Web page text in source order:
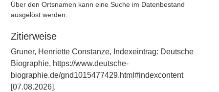
Über den Ortsnamen kann eine Suche im Datenbestand
ausgelöst werden.
Zitierweise
Gruner, Henriette Constanze, Indexeintrag: Deutsche
Biographie, https://www.deutsche-
biographie.de/gnd1015477429.html#indexcontent
[07.08.2026].